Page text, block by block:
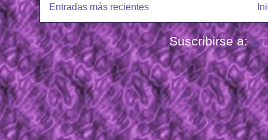
Entradas más recientes
Suscribirse a: